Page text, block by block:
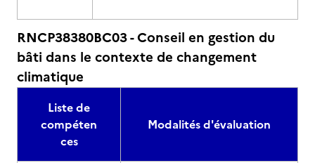
RNCP38380BC03 - Conseil en gestion du
bâti dans le contexte de changement
climatique
Liste de
compéten
ces
Modalités d'évaluation